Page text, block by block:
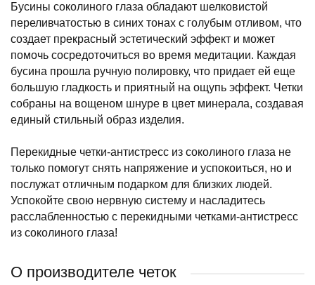
Бусины соколиного глаза обладают шелковистой
переливчатостью в синих тонах с голубым отливом, что
создает прекрасный эстетический эффект и может
помочь сосредоточиться во время медитации. Каждая
бусина прошла ручную полировку, что придает ей еще
большую гладкость и приятный на ощупь эффект. Четки
собраны на вощеном шнуре в цвет минерала, создавая
единый стильный образ изделия.
Перекидные четки-антистресс из соколиного глаза не
только помогут снять напряжение и успокоиться, но и
послужат отличным подарком для близких людей.
Успокойте свою нервную систему и насладитесь
расслабленностью с перекидными четками-антистресс
из соколиного глаза!
О производителе четок